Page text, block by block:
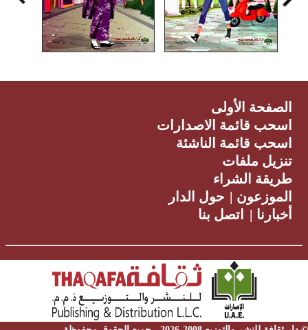
الصفحة الأولى
اسحب قائمة الاصدارات
اسحب قائمة الناشئة
تنزيل ملفات
طريقة الشراء
الموزعون | حول الدار
أخبارنا | اتصل بنا